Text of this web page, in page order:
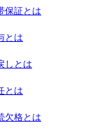
保証とは
とは
しとは
とは
欠格とは